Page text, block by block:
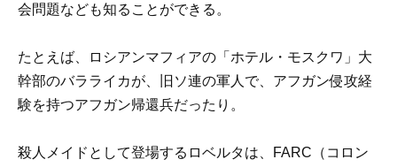
会問題なども知ることができる。
たとえば、ロシアンマフィアの「ホテル・モスクワ」大
幹部のバラライカが、旧ソ連の軍人で、アフガン侵攻経
験を持つアフガン帰還兵だったり。
殺人メイドとして登場するロベルタは、FARC（コロン